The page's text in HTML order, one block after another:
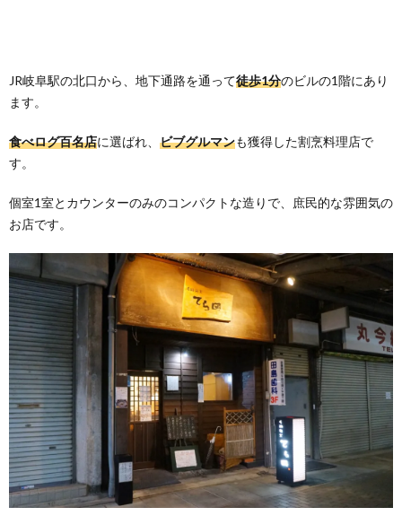
JR岐阜駅の北口から、地下通路を通って徒歩1分のビルの1階にあり
ます。
食べログ百名店に選ばれ、 ビブグルマンも獲得した割烹料理店で
す。
個室1室とカウンターのみのコンパクトな造りで、庶民的な雰囲気の
お店です。